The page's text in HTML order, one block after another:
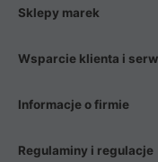
Sklepy marek
Wsparcie klienta i
Informacje o firmie
Regulaminy i regulacje